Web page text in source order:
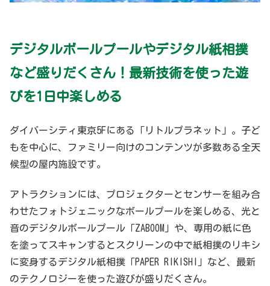
デジタルボールプールやデジタル紙相撲
など盛りだくさん！最新技術を使った遊
びを1日中楽しめる
ダイバーシティ東京5Fにある「リトルプラネット」。子ど
もを中心に、ファミリー向けのコンテンツが多数ある全天
候型の屋内施設です。
アトラクションには、プロジェクターとセンサーを組み合
わせたフォトジェニックなボールプールを楽しめる、光と
音のデジタルボールプール「ZABOOM」や、専用の紙に色
を塗ってスキャンするとスクリーンの中で紙相撲のリキシ
に変身するデジタル紙相撲「PAPER RIKISHI」など、最新
のテクノロジーを使った遊びが盛りだくさん。